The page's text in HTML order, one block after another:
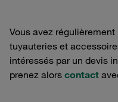
Vous avez
tuyauteries et
intéressés par un devis
prenez alors contact